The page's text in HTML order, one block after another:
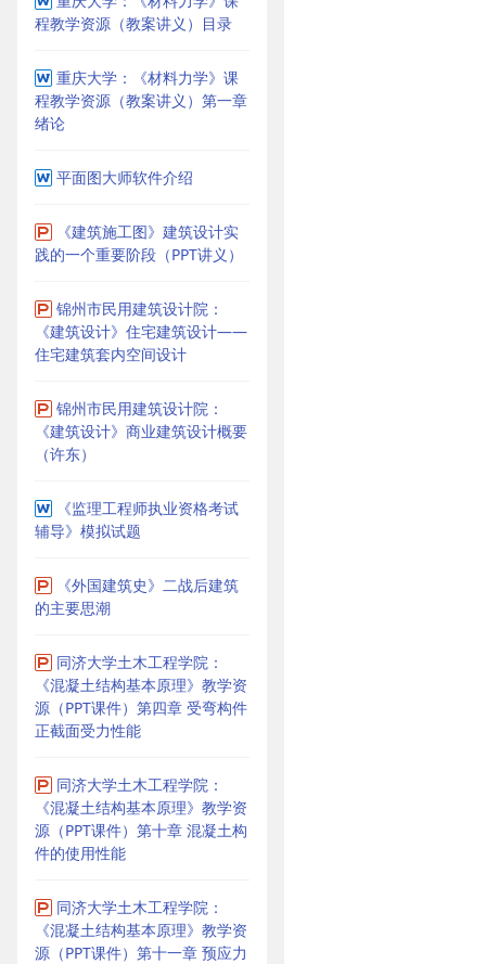
程教学资源（教案讲义）目录
重庆大学：《材料力学》课
程教学资源（教案讲义）第一章
绪论
平面图大师软件介绍
《建筑施工图》建筑设计实
践的一个重要阶段（PPT讲义）
锦州市民用建筑设计院：
《建筑设计》住宅建筑设计——
住宅建筑套内空间设计
锦州市民用建筑设计院：
《建筑设计》商业建筑设计概要
（许东）
《监理工程师执业资格考试
辅导》模拟试题
《外国建筑史》二战后建筑
的主要思潮
同济大学土木工程学院：
《混凝土结构基本原理》教学资
源（PPT课件）第四章 受弯构件
正截面受力性能
同济大学土木工程学院：
《混凝土结构基本原理》教学资
源（PPT课件）第十章 混凝土构
件的使用性能
同济大学土木工程学院：
《混凝土结构基本原理》教学资
源（PPT课件）第十一章 预应力